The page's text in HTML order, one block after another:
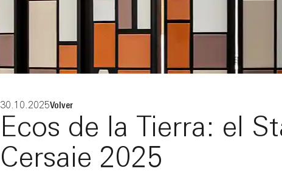
30.10.2025Volver
Ecos de la Tierra: el
Cersaie 2025